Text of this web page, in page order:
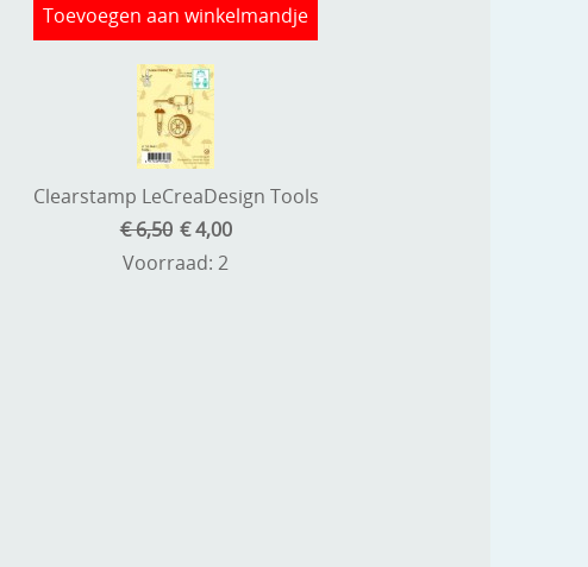
Toevoegen aan winkelmandje
Clearstamp LeCreaDesign Tools
€ 6,50 € 4,00
Voorraad: 2